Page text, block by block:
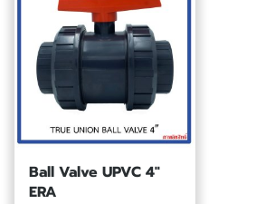
Ball Valve UPVC 4"
ERA